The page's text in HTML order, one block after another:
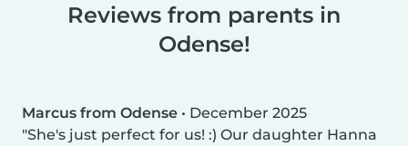
Reviews from parents in
Odense!
Marcus from Odense • December 2025
She's just perfect for us! :) Our daughter Hanna